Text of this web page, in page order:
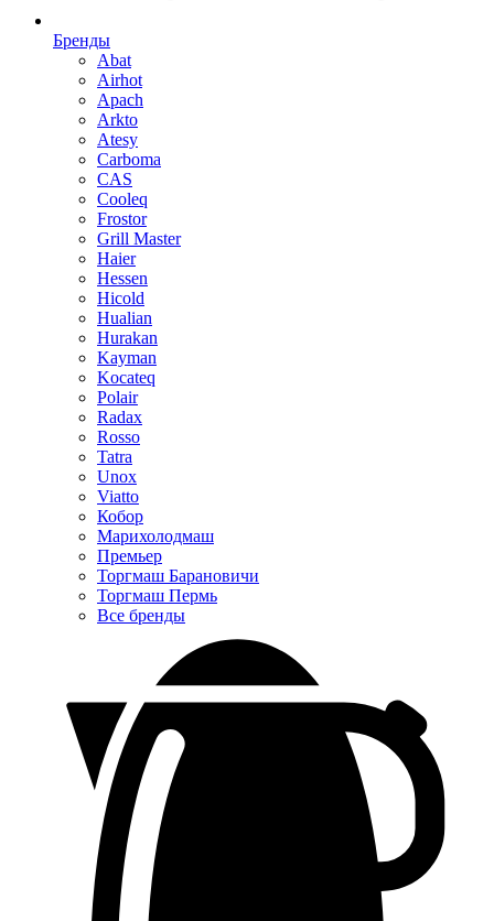
Бренды
Abat
Airhot
Apach
Arkto
Atesy
Carboma
CAS
Cooleq
Frostor
Grill Master
Haier
Hessen
Hicold
Hualian
Hurakan
Kayman
Kocateq
Polair
Radax
Rosso
Tatra
Unox
Viatto
Кобор
Марихолодмаш
Премьер
Торгмаш Барановичи
Торгмаш Пермь
Все бренды